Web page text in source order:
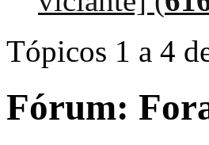
Tópicos 1 a 4
Fórum: